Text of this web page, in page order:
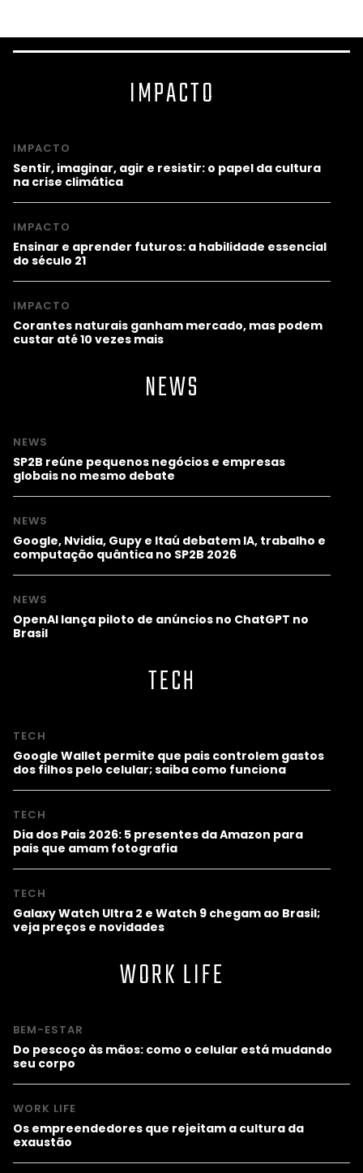
IMPACTO
IMPACTO
Sentir, imaginar, agir e resistir: o papel da cultura
na crise climática
IMPACTO
Ensinar e aprender futuros: a habilidade essencial
do século 21
IMPACTO
Corantes naturais ganham mercado, mas podem
custar até 10 vezes mais
NEWS
NEWS
SP2B reúne pequenos negócios e empresas
globais no mesmo debate
NEWS
Google, Nvidia, Gupy e Itaú debatem IA, trabalho e
computação quântica no SP2B 2026
NEWS
OpenAI lança piloto de anúncios no ChatGPT no
Brasil
TECH
TECH
Google Wallet permite que pais controlem gastos
dos filhos pelo celular; saiba como funciona
TECH
Dia dos Pais 2026: 5 presentes da Amazon para
pais que amam fotografia
TECH
Galaxy Watch Ultra 2 e Watch 9 chegam ao Brasil;
veja preços e novidades
WORK LIFE
BEM-ESTAR
Do pescoço às mãos: como o celular está mudando
seu corpo
WORK LIFE
Os empreendedores que rejeitam a cultura da
exaustão